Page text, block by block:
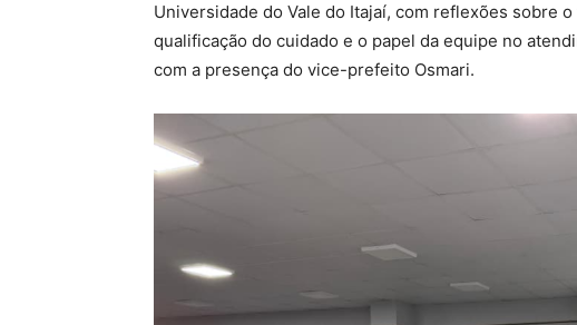
Universidade do Vale do Itajaí, com reflexões sobre
qualificação do cuidado e o papel da equipe no
com a presença do vice-prefeito Osmari.